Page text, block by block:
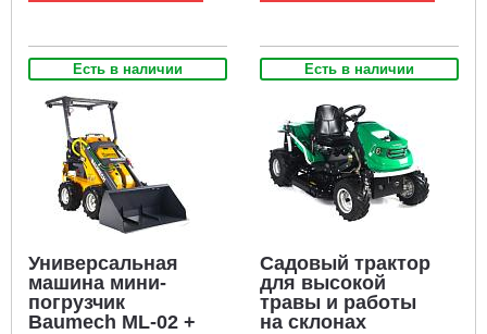
Есть в наличии
Универсальная
машина мини-
погрузчик
Baumech ML-02 +
Есть в наличии
Садовый трактор
для высокой
травы и работы
на склонах